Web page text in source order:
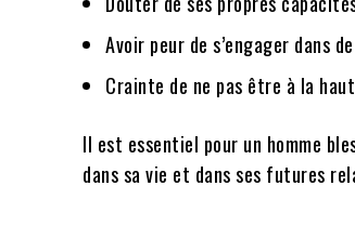
Avoir peur de s’engager dans
Crainte de ne pas être à la
Il est essentiel pour un homme
dans sa vie et dans ses futures